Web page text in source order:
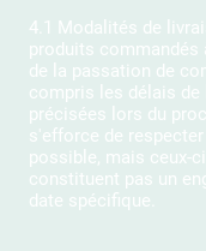
4.1 Modalités de
produits commandés
de la passation de
compris les délais
précisées lors du
s'efforce de
possible, mais ceux-
constituent pas un
date spécifique.